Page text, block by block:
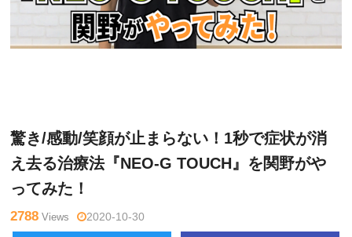
驚き/感動/笑顔が止まらない！1秒で症状が消
え去る治療法『NEO-G TOUCH』を関野がや
ってみた！
2788 Views 2020-10-30